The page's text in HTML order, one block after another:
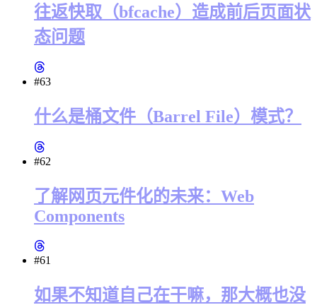
往返快取（bfcache）造成前后页面状
态问题
#63
什么是桶文件（Barrel File）模式？
#62
了解网页元件化的未来：Web
Components
#61
如果不知道自己在干嘛，那大概也没